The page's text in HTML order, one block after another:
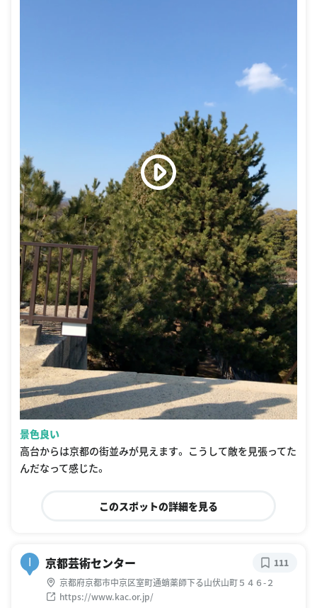
景色良い
高台からは京都の街並みが見えます。 こうして敵を見張ってた
んだなって感じた。
このスポットの詳細を見る
京都芸術センター
京都府京都市中京区室町通蛸薬師下る山伏山町５４６-２
https://www.kac.or.jp/
111